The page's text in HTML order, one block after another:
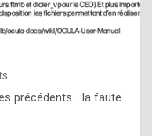
précédents… la faute